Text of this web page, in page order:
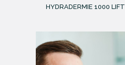
HYDRADERMIE 1000 LIFT